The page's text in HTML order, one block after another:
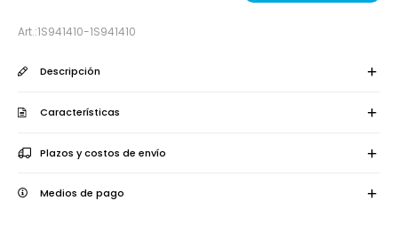
1S941410-1S941410
Descripción
Características
Plazos y costos de envío
Medios de pago